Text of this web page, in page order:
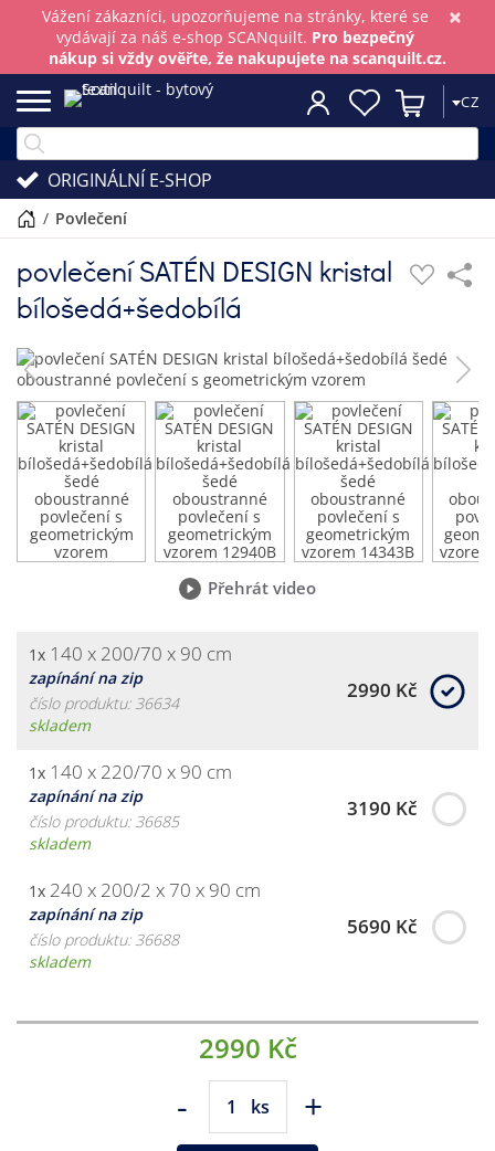
×
Vážení zákazníci, upozorňujeme na stránky, které se
vydávají za náš e-shop SCANquilt. Pro bezpečný
nákup si vždy ověřte, že nakupujete na scanquilt.cz.
CZ
ORIGINÁLNÍ E-SHOP
/ povlečení
povlečení SATÉN DESIGN kristal
bílošedá+šedobílá
Přehrát video
1x 140 x 200/70 x 90 cm
zapínání na zip
číslo produktu: 36634
skladem
2990 Kč
1x 140 x 220/70 x 90 cm
zapínání na zip
číslo produktu: 36685
skladem
3190 Kč
1x 240 x 200/2 x 70 x 90 cm
zapínání na zip
číslo produktu: 36688
skladem
5690 Kč
2990 Kč
- ks +